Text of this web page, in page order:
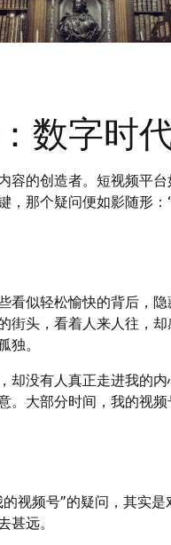
数字时
容的创造者。短视频平
，那个疑问便如影随形
看似轻松愉快的背后，
街头，看着人来人往，
独。
却没有人真正走进我的
。大部分时间，我的视
视频号”的疑问，其实
甚远。